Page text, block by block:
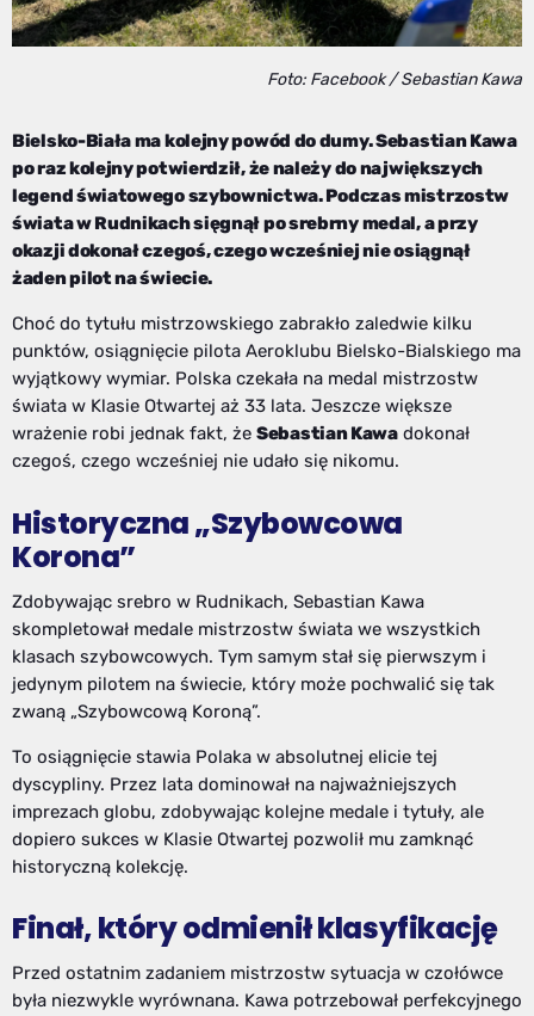
Foto: Facebook / Sebastian Kawa
Bielsko-Biała ma kolejny powód do dumy. Sebastian Kawa
po raz kolejny potwierdził, że należy do największych
legend światowego szybownictwa. Podczas mistrzostw
świata w Rudnikach sięgnął po srebrny medal, a przy
okazji dokonał czegoś, czego wcześniej nie osiągnął
żaden pilot na świecie.
Choć do tytułu mistrzowskiego zabrakło zaledwie kilku
punktów, osiągnięcie pilota Aeroklubu Bielsko-Bialskiego ma
wyjątkowy wymiar. Polska czekała na medal mistrzostw
świata w Klasie Otwartej aż 33 lata. Jeszcze większe
wrażenie robi jednak fakt, że Sebastian Kawadokonał
czegoś, czego wcześniej nie udało się nikomu.
Historyczna „Szybowcowa
Korona”
Zdobywając srebro w Rudnikach, Sebastian Kawa
skompletował medale mistrzostw świata we wszystkich
klasach szybowcowych. Tym samym stał się pierwszym i
jedynym pilotem na świecie, który może pochwalić się tak
zwaną „Szybowcową Koroną”.
To osiągnięcie stawia Polaka w absolutnej elicie tej
dyscypliny. Przez lata dominował na najważniejszych
imprezach globu, zdobywając kolejne medale i tytuły, ale
dopiero sukces w Klasie Otwartej pozwolił mu zamknąć
historyczną kolekcję.
Finał, który odmienił klasyfikację
Przed ostatnim zadaniem mistrzostw sytuacja w czołówce
była niezwykle wyrównana. Kawa potrzebował perfekcyjnego